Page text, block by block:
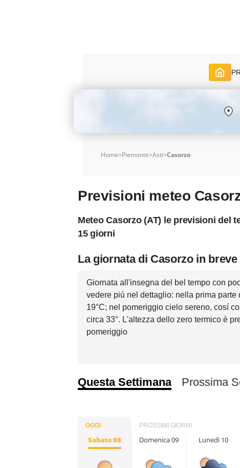
Home>Piemonte>Asti>Casorzo
Previsioni meteo
Meteo Casorzo (AT) le previsioni del
15 giorni
La giornata di Casorzo in breve
Giornata all'insegna del bel tempo con
vedere piú nel dettaglio: nella prima
19°C; nel pomeriggio cielo sereno, cosí
circa 33°. L'altezza dello zero termico è
pomeriggio
Questa Settimana Prossima
OGGI PROSSIMI GIORNI
Sabato 08 Domenica 09 Lunedì 10